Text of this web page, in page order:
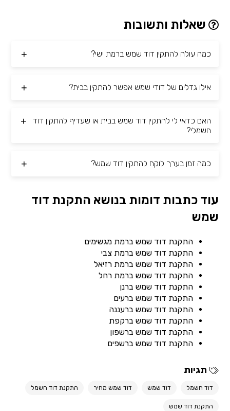
שאלות ותשובות
כמה עולה להתקין דוד שמש ברמת ישי?
אילו גדלים של דודי שמש אפשר להתקין בבית?
האם כדאי לי להתקין דוד שמש בבית או שעדיף להתקין דוד
חשמלי?
כמה זמן בערך לוקח להתקין דוד שמש?
עוד כתבות דומות בנושא התקנת דוד
שמש
התקנת דוד שמש ברמת מגשימים
התקנת דוד שמש ברמת צבי
התקנת דוד שמש ברמת רזיאל
התקנת דוד שמש ברמת רחל
התקנת דוד שמש ברנן
התקנת דוד שמש ברעים
התקנת דוד שמש ברעננה
התקנת דוד שמש ברקפת
התקנת דוד שמש ברשפון
התקנת דוד שמש ברשפים
תגיות
דוד חשמל דוד שמש דוד שמש מחיר התקנת דוד חשמל
התקנת דוד שמש